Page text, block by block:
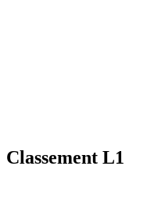
Classement L1